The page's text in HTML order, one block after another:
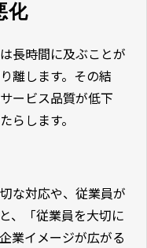
化
長時間に及ぶことが
離します。その結
ービス品質が低下
らします。
な対応や、従業員が
、「従業員を大切に
業イメージが広がる